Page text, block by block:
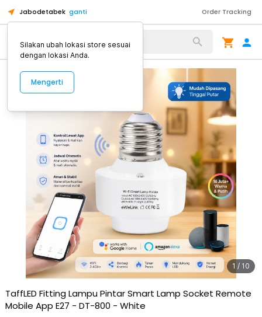
Jabodetabek ganti Order Tracking
Alat Kopi
1 / 10
TaffLED Fitting Lampu Pintar Smart Lamp Socket Remote
Mobile App E27 - DT-800 - White
Silakan ubah lokasi store sesuai
dengan lokasi Anda.
Mengerti